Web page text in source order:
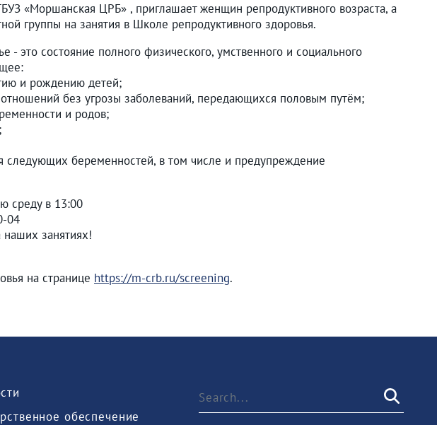
«Моршанская ЦРБ» , приглашает женщин репродуктивного возраста, а
группы на занятия в Школе репродуктивного здоровья.
- это состояние полного физического, умственного и социального
и рождению детей;
без угрозы заболеваний, передающихся половым путём;
и родов;
следующих беременностей, в том числе и предупреждение
среду в 13:00
04
наших занятиях!
на странице https://m-crb.ru/screening.
обеспечение